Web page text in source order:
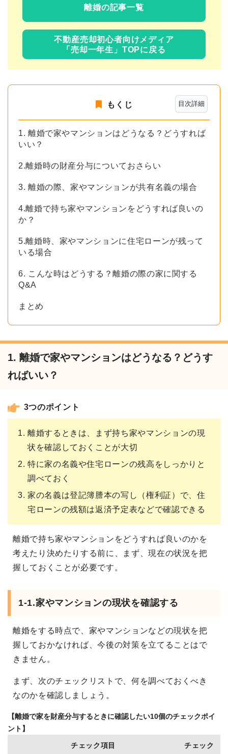
離婚の記事一覧
不動産売却初心者向けメディア
「売却一年生」TOPに戻る
目次詳細
もくじ
1. 離婚で家やマンションはどうなる？どうすれば
いい？
2.離婚時の財産分与についておさらい
3. 離婚の際、家やマンションが共有名義の場合
4.離婚で持ち家やマンションをどうすれば良いの
か？
5.離婚時、家やマンションに住宅ローンが残って
いる場合
6. こんな時はどうする？離婚の際の家に関する
Q&A
まとめ
1. 離婚で家やマンションはどうなる？どうす
ればいい？
3つのポイント
離婚するときは、まず持ち家やマンションの現
状を確認しておくことが大切
特に家の名義や住宅ローンの残高をしっかりと
調べておく
家の名義は登記簿謄本の写し（権利証）で、住
宅ローンの残額は返済予定表などで確認できる
離婚で持ち家やマンションをどうすれば良いのかを
考えたり決めたりする前に、まず、現在の状況を把
握しておくことが必要です。
1-1.家やマンションの現状を確認する
離婚をする時点で、家やマンションなどの現状を把
握しておかなければ、今後の対策を立てることはで
きません。
まず、次のチェックリストで、何を調べておくべき
なのかを確認しましょう。
【離婚で家を財産分与するときに確認したい10個のチェックポイ
ント】
チェック項目 チェック